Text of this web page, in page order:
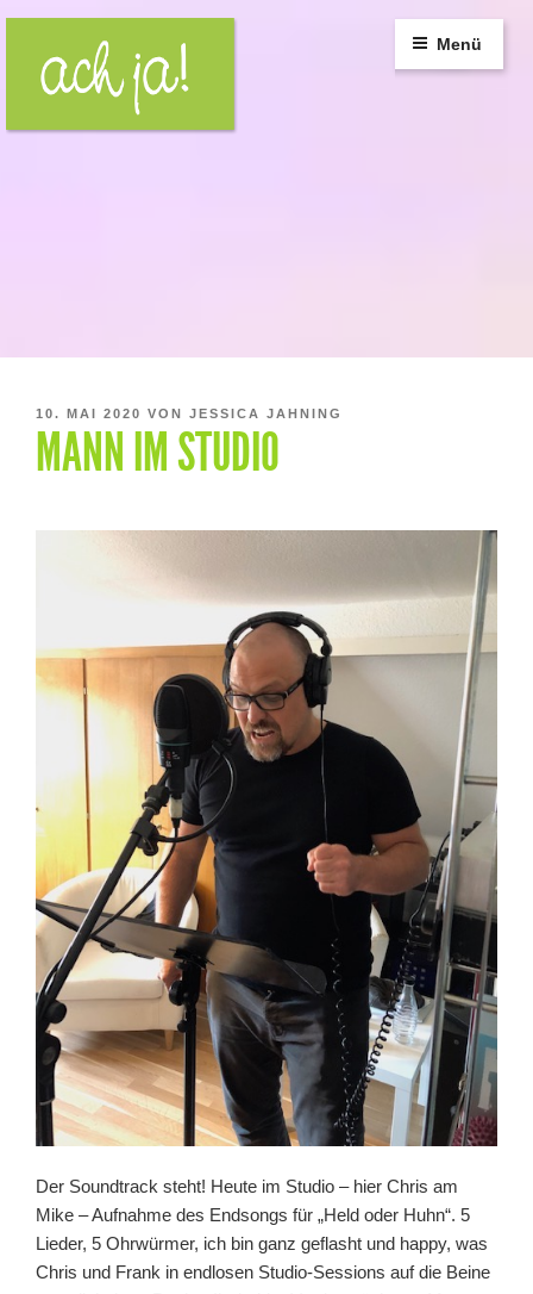
springen
Menü
VERÖFFENTLICHT
AM
10. MAI 2020 VON JESSICA JAHNING
MANN IM STUDIO
Der Soundtrack steht! Heute im Studio – hier Chris am
Mike – Aufnahme des Endsongs für „Held oder Huhn“. 5
Lieder, 5 Ohrwürmer, ich bin ganz geflasht und happy, was
Chris und Frank in endlosen Studio-Sessions auf die Beine